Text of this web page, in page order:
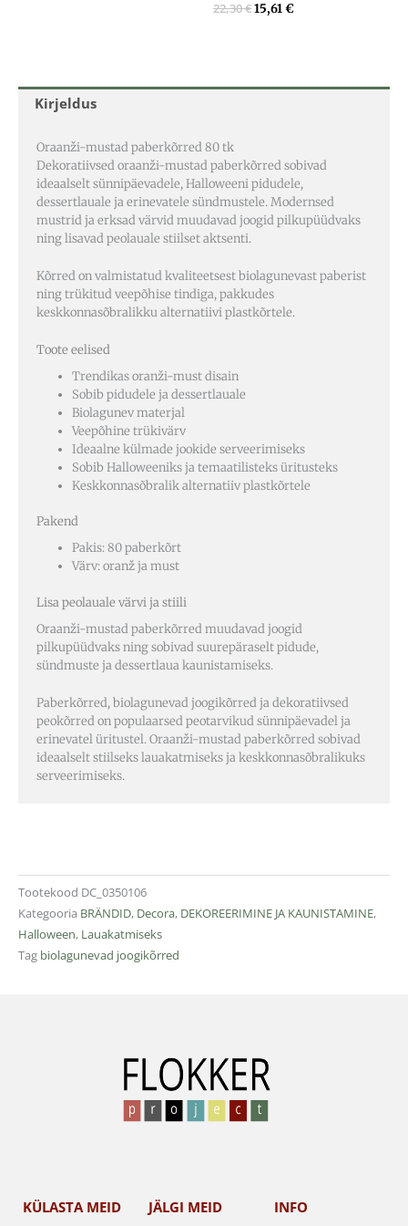
Kirjeldus
Oraanži-mustad paberkõrred 80 tk
Dekoratiivsed oraanži-mustad paberkõrred sobivad
ideaalselt sünnipäevadele, Halloweeni pidudele,
dessertlauale ja erinevatele sündmustele. Modernsed
mustrid ja erksad värvid muudavad joogid pilkupüüdvaks
ning lisavad peolauale stiilset aktsenti.
Kõrred on valmistatud kvaliteetsest biolagunevast paberist
ning trükitud veepõhise tindiga, pakkudes
keskkonnasõbralikku alternatiivi plastkõrtele.
Toote eelised
Trendikas oranži-must disain
Sobib pidudele ja dessertlauale
Biolagunev materjal
Veepõhine trükivärv
Ideaalne külmade jookide serveerimiseks
Sobib Halloweeniks ja temaatilisteks üritusteks
Keskkonnasõbralik alternatiiv plastkõrtele
Pakend
Pakis: 80 paberkõrt
Värv: oranž ja must
Lisa peolauale värvi ja stiili
Oraanži-mustad paberkõrred muudavad joogid
pilkupüüdvaks ning sobivad suurepäraselt pidude,
sündmuste ja dessertlaua kaunistamiseks.
Paberkõrred, biolagunevad joogikõrred ja dekoratiivsed
peokõrred on populaarsed peotarvikud sünnipäevadel ja
erinevatel üritustel. Oraanži-mustad paberkõrred sobivad
ideaalselt stiilseks lauakatmiseks ja keskkonnasõbralikuks
serveerimiseks.
Tootekood DC_0350106
Kategooria BRÄNDID, Decora, DEKOREERIMINE JA KAUNISTAMINE,
Halloween, Lauakatmiseks
Tag biolagunevad joogikõrred
22,30€15,61€
KÜLASTA MEID JÄLGI MEID INFO